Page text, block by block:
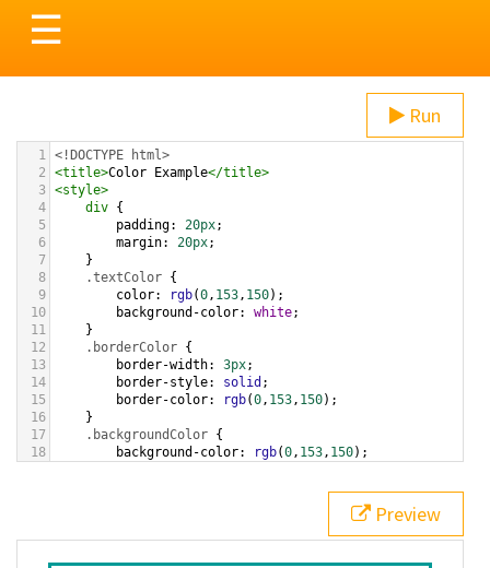
Toggle
navigation
☰
Run
1 <!DOCTYPE html>
2
<title>Color Example</title>
3 <style>
4
div {
5
padding: 20px;
6
margin: 20px;
7
}
8
.textColor {
9
color: rgb(0, 153, 150);
10
background-color: white;
11
}
12
.borderColor {
13
border-width: 3px;
14
border-style: solid ;
15
border-color: rgb(0, 153, 150);
16
}
17
.backgroundColor {
18
background-color: rgb(0, 153, 150);
bottom ,
white, rgb(0,153,150));
Preview